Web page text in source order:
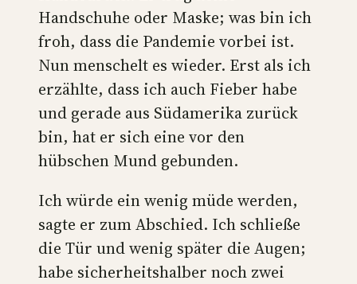
Handschuhe oder Maske; was bin ich
froh, dass die Pandemie vorbei ist.
Nun menschelt es wieder. Erst als ich
erzählte, dass ich auch Fieber habe
und gerade aus Südamerika zurück
bin, hat er sich eine vor den
hübschen Mund gebunden.
Ich würde ein wenig müde werden,
sagte er zum Abschied. Ich schließe
die Tür und wenig später die Augen;
habe sicherheitshalber noch zwei